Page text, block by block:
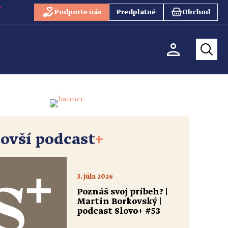
Podporte nás Predplatné Obchod
podcast+
3. júla 2026
Poznáš svoj príbeh? |
Martin Borkovský |
podcast Slovo+ #53